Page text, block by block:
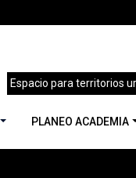
Espacio para territorios
PLANEO ACADEMIA